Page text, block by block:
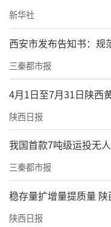
新华社
西安市发布告知书：规
三秦都市报
4月1日至7月31日陕西
陕西日报
我国首款7吨级运投无
三秦都市报
稳存量扩增量提质量
陕西日报